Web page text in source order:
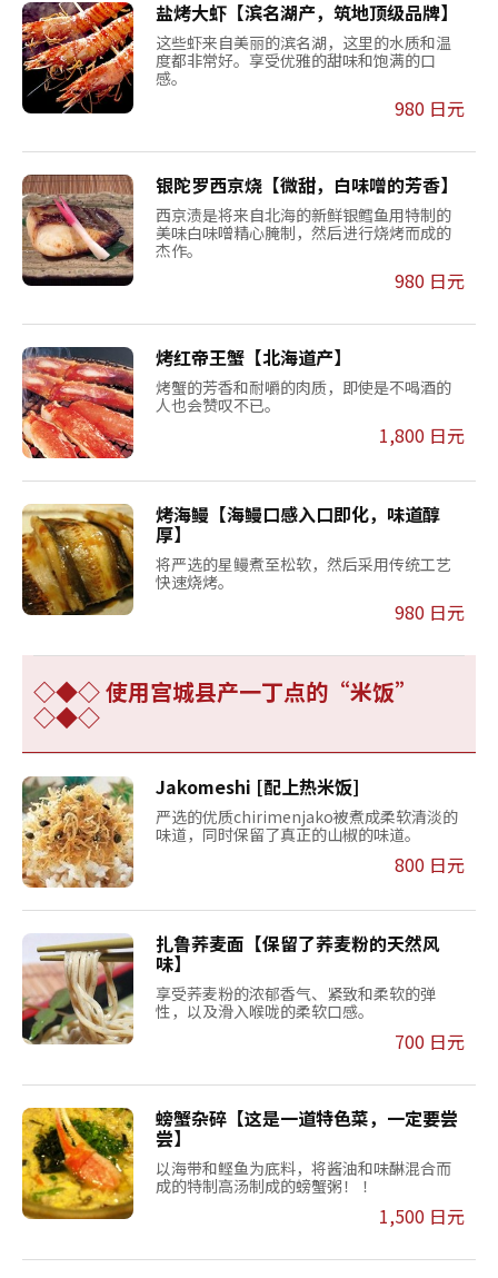
盐烤大虾【滨名湖产，筑地顶级品牌】
这些虾来自美丽的滨名湖，这里的水质和温
度都非常好。享受优雅的甜味和饱满的口
感。
980 日元
银陀罗西京烧【微甜，白味噌的芳香】
西京渍是将来自北海的新鲜银鳕鱼用特制的
美味白味噌精心腌制，然后进行烧烤而成的
杰作。
980 日元
烤红帝王蟹【北海道产】
烤蟹的芳香和耐嚼的肉质，即使是不喝酒的
人也会赞叹不已。
1,800 日元
烤海鳗【海鳗口感入口即化，味道醇
厚】
将严选的星鳗煮至松软，然后采用传统工艺
快速烧烤。
980 日元
◇◆◇ 使用宫城县产一丁点的“米饭”
◇◆◇
Jakomeshi [配上热米饭]
严选的优质chirimenjako被煮成柔软清淡的
味道，同时保留了真正的山椒的味道。
800 日元
扎鲁荞麦面【保留了荞麦粉的天然风
味】
享受荞麦粉的浓郁香气、紧致和柔软的弹
性，以及滑入喉咙的柔软口感。
700 日元
螃蟹杂碎【这是一道特色菜，一定要尝
尝】
以海带和鲣鱼为底料，将酱油和味醂混合而
成的特制高汤制成的螃蟹粥！ ！
1,500 日元